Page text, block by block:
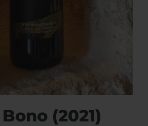
(2021)